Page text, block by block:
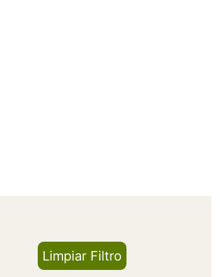
Limpiar Filtro